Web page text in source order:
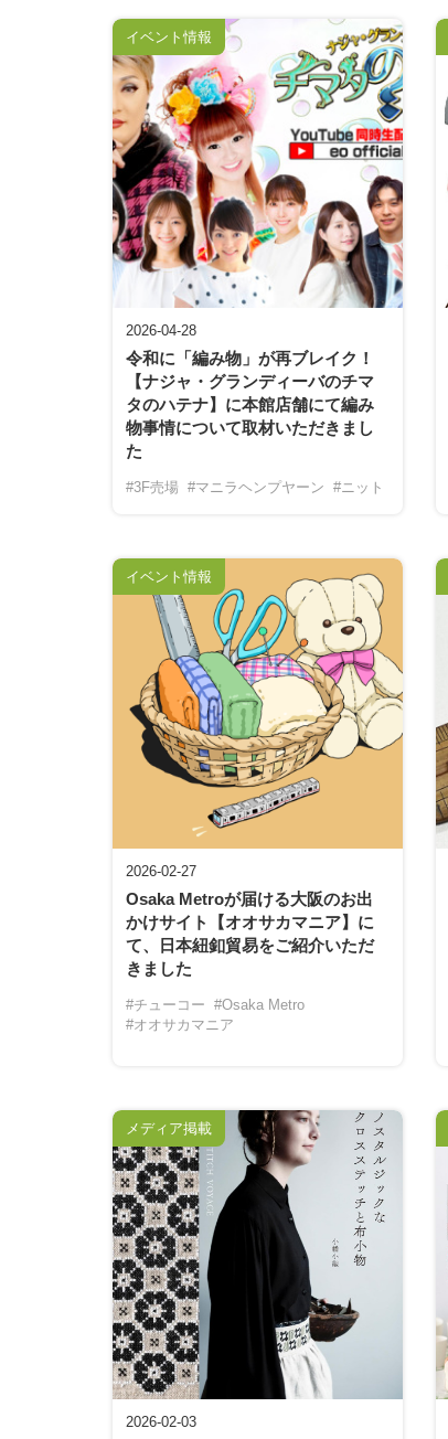
2026-04-28
令和に「編み物」が再ブレイク！
【ナジャ・グランディーバのチマ
タのハテナ】に本館店舗にて編み
物事情について取材いただきまし
た
#3F売場 #マニラヘンプヤーン #ニット
イベント情報
2026-02-27
Osaka Metroが届ける大阪のお出
かけサイト【オオサカマニア】に
て、日本紐釦貿易をご紹介いただ
きました
#チューコー #Osaka Metro
#オオサカマニア
イベント情報
2026-02-03
メディア掲載